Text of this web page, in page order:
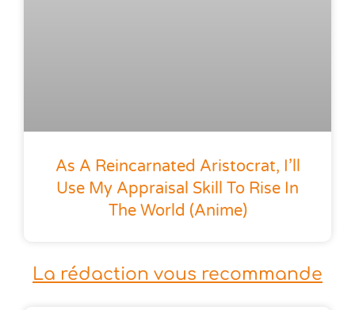
As A Reincarnated Aristocrat, I’ll
Use My Appraisal Skill To Rise In
The World (anime)
La rédaction vous recommande